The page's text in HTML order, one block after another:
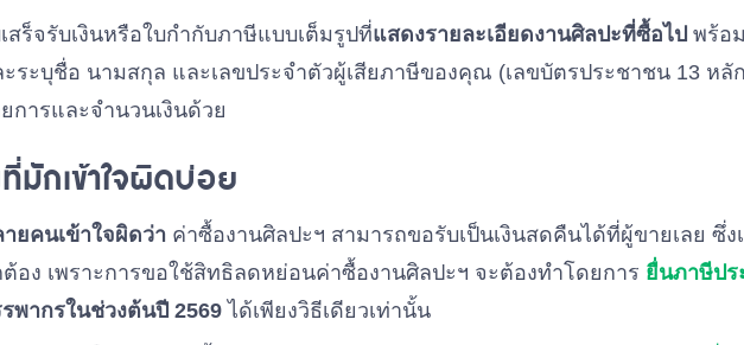
สร็จรับเงินหรือใบกำกับภาษีแบบเต็มรูปที่แสดงรายละเอียดงานศิลปะที่ซื้อไป พร้อ
ระบุชื่อ นามสกุล และเลขประจำตัวผู้เสียภาษีของคุณ (เลขบัตรประชาชน 13 หลั
การและจำนวนเงินด้วย
ที่มักเข้าใจผิดบ่อย
ยคนเข้าใจผิดว่า ค่าซื้องานศิลปะฯ สามารถขอรับเป็นเงินสดคืนได้ที่ผู้ขายเลย ซึ่ง
อง เพราะการขอใช้สิทธิลดหย่อนค่าซื้องานศิลปะฯ จะต้องทำโดยการ ยื่นภาษีปร
พากรในช่วงต้นปี 2569 ได้เพียงวิธีเดียวเท่านั้น